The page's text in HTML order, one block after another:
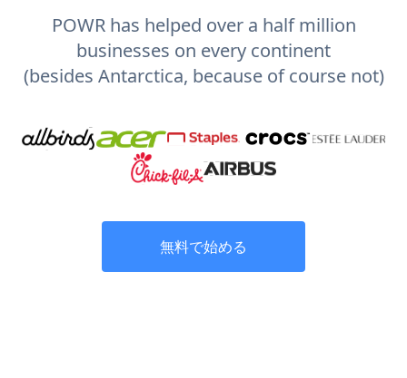
POWR has helped over a half million
businesses on every continent
(besides Antarctica, because of course not)
無料で始める